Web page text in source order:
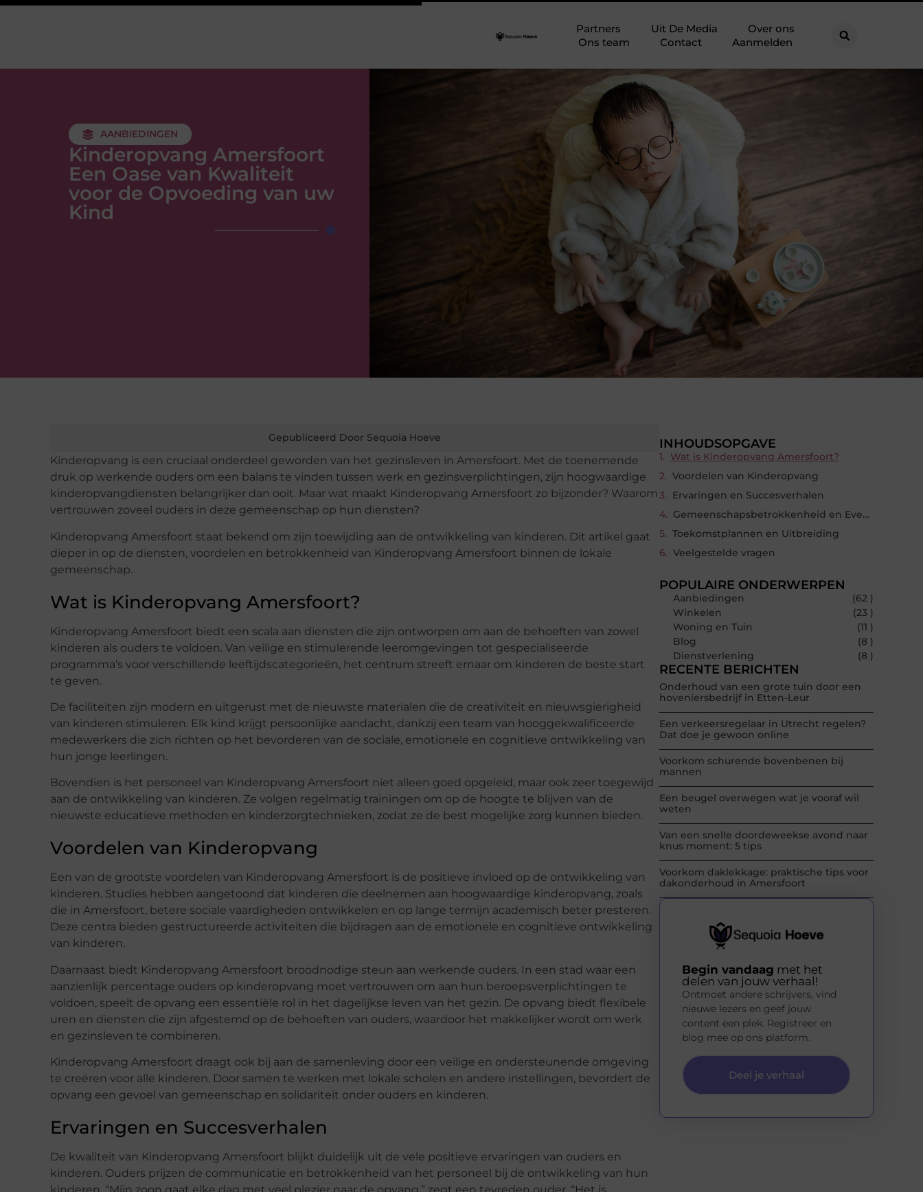
Partners Uit De Media
Over ons
Ons team
Contact Aanmelden
AANBIEDINGEN
Kinderopvang Amersfoort
Een Oase van Kwaliteit
voor de Opvoeding van uw
Kind
Gepubliceerd Door Sequoia Hoeve
Kinderopvang is een cruciaal onderdeel geworden van het gezinsleven in Amersfoort. Met de toenemende
druk op werkende ouders om een balans te vinden tussen werk en gezinsverplichtingen, zijn hoogwaardige
kinderopvangdiensten belangrijker dan ooit. Maar wat maakt Kinderopvang Amersfoort zo bijzonder? Waarom
vertrouwen zoveel ouders in deze gemeenschap op hun diensten?
Kinderopvang Amersfoort staat bekend om zijn toewijding aan de ontwikkeling van kinderen. Dit artikel gaat
dieper in op de diensten, voordelen en betrokkenheid van Kinderopvang Amersfoort binnen de lokale
gemeenschap.
Wat is Kinderopvang Amersfoort?
Kinderopvang Amersfoort biedt een scala aan diensten die zijn ontworpen om aan de behoeften van zowel
kinderen als ouders te voldoen. Van veilige en stimulerende leeromgevingen tot gespecialiseerde
programma’s voor verschillende leeftijdscategorieën, het centrum streeft ernaar om kinderen de beste start
te geven.
De faciliteiten zijn modern en uitgerust met de nieuwste materialen die de creativiteit en nieuwsgierigheid
van kinderen stimuleren. Elk kind krijgt persoonlijke aandacht, dankzij een team van hooggekwalificeerde
medewerkers die zich richten op het bevorderen van de sociale, emotionele en cognitieve ontwikkeling van
hun jonge leerlingen.
Bovendien is het personeel van Kinderopvang Amersfoort niet alleen goed opgeleid, maar ook zeer toegewijd
aan de ontwikkeling van kinderen. Ze volgen regelmatig trainingen om op de hoogte te blijven van de
nieuwste educatieve methoden en kinderzorgtechnieken, zodat ze de best mogelijke zorg kunnen bieden.
Voordelen van Kinderopvang
Een van de grootste voordelen van Kinderopvang Amersfoort is de positieve invloed op de ontwikkeling van
kinderen. Studies hebben aangetoond dat kinderen die deelnemen aan hoogwaardige kinderopvang, zoals
die in Amersfoort, betere sociale vaardigheden ontwikkelen en op lange termijn academisch beter presteren.
Deze centra bieden gestructureerde activiteiten die bijdragen aan de emotionele en cognitieve ontwikkeling
van kinderen.
Daarnaast biedt Kinderopvang Amersfoort broodnodige steun aan werkende ouders. In een stad waar een
aanzienlijk percentage ouders op kinderopvang moet vertrouwen om aan hun beroepsverplichtingen te
voldoen, speelt de opvang een essentiële rol in het dagelijkse leven van het gezin. De opvang biedt flexibele
uren en diensten die zijn afgestemd op de behoeften van ouders, waardoor het makkelijker wordt om werk
en gezinsleven te combineren.
Kinderopvang Amersfoort draagt ook bij aan de samenleving door een veilige en ondersteunende omgeving
te creëren voor alle kinderen. Door samen te werken met lokale scholen en andere instellingen, bevordert de
opvang een gevoel van gemeenschap en solidariteit onder ouders en kinderen.
Ervaringen en Succesverhalen
De kwaliteit van Kinderopvang Amersfoort blijkt duidelijk uit de vele positieve ervaringen van ouders en
kinderen. Ouders prijzen de communicatie en betrokkenheid van het personeel bij de ontwikkeling van hun
INHOUDSOPGAVE
Wat is Kinderopvang Amersfoort?
Voordelen van Kinderopvang
Ervaringen en Succesverhalen
Gemeenschapsbetrokkenheid en Evenementen
Toekomstplannen en Uitbreiding
Veelgestelde vragen
POPULAIRE ONDERWERPEN
Aanbiedingen
(62 )
Winkelen
(23 )
Woning en Tuin
(11 )
Blog
(8 )
Dienstverlening
(8 )
RECENTE BERICHTEN
Onderhoud van een grote tuin door een
hoveniersbedrijf in Etten-Leur
Een verkeersregelaar in Utrecht regelen?
Dat doe je gewoon online
Voorkom schurende bovenbenen bij
mannen
Een beugel overwegen wat je vooraf wil
weten
Van een snelle doordeweekse avond naar
knus moment: 5 tips
Voorkom daklekkage: praktische tips voor
dakonderhoud in Amersfoort
Begin vandaag met het
delen van jouw verhaal!
Ontmoet andere schrijvers, vind
nieuwe lezers en geef jouw
content een plek. Registreer en
blog mee op ons platform.
Deel je verhaal